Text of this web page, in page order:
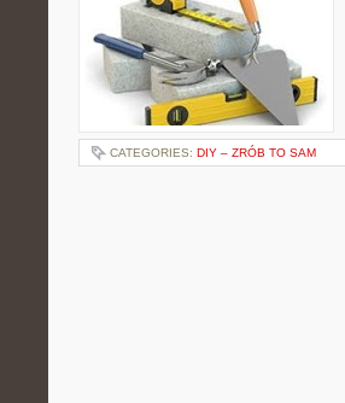
CATEGORIES: DIY – ZRÓB TO SAM